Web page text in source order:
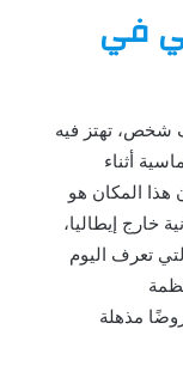
في
يتجمع فيه ما يصل إلى 30 ألف شخص، تهتز فيه
أثناء
هذا المكان هو
خارج إيطاليا،
تعرف اليوم
مذهلة